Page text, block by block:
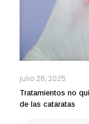
julio 26, 2025
Tratamientos no
de las cataratas